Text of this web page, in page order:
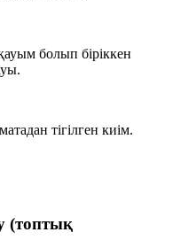
болып біріккен
тігілген киім.
(топтық